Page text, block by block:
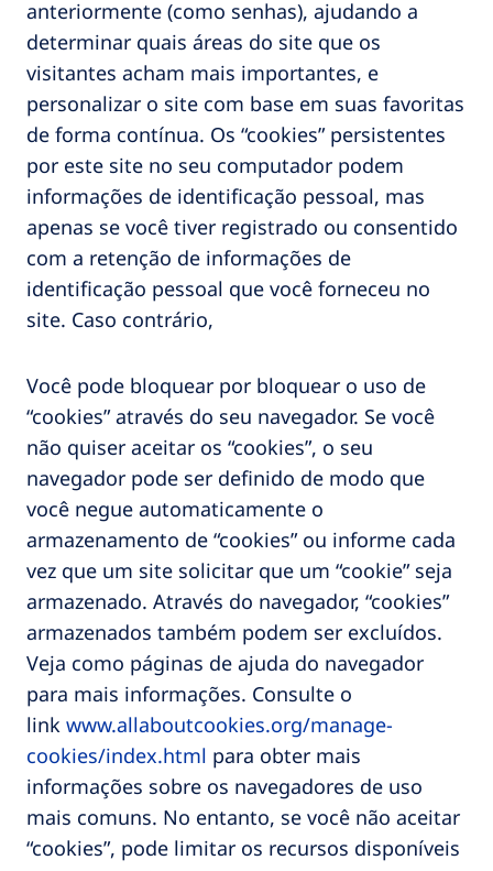
anteriormente (como senhas), ajudando a
determinar quais áreas do site que os
visitantes acham mais importantes, e
personalizar o site com base em suas favoritas
de forma contínua. Os “cookies” persistentes
por este site no seu computador podem
informações de identificação pessoal, mas
apenas se você tiver registrado ou consentido
com a retenção de informações de
identificação pessoal que você forneceu no
site. Caso contrário,
Você pode bloquear por bloquear o uso de
“cookies” através do seu navegador. Se você
não quiser aceitar os “cookies”, o seu
navegador pode ser definido de modo que
você negue automaticamente o
armazenamento de “cookies” ou informe cada
vez que um site solicitar que um “cookie” seja
armazenado. Através do navegador, “cookies”
armazenados também podem ser excluídos.
Veja como páginas de ajuda do navegador
para mais informações. Consulte o
link www.allaboutcookies.org/manage-
cookies/index.html para obter mais
informações sobre os navegadores de uso
mais comuns. No entanto, se você não aceitar
“cookies”, pode limitar os recursos disponíveis